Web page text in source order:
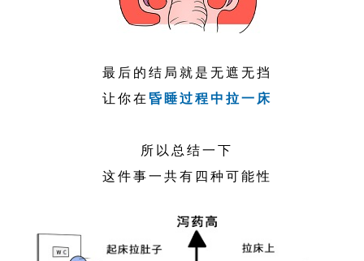
最后的结局就是无遮无挡
让你在昏睡过程中拉一床
所以总结一下
这件事一共有四种可能性